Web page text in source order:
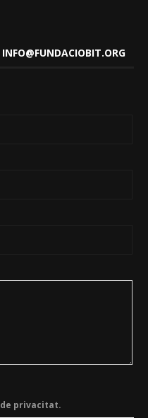
privacitat.